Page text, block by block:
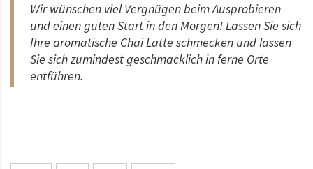
Wir wünschen viel Vergnügen beim Ausprobieren
und einen guten Start in den Morgen! Lassen Sie sich
Ihre aromatische Chai Latte schmecken und lassen
Sie sich zumindest geschmacklich in ferne Orte
entführen.